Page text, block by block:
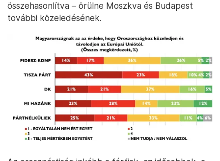
összehasonlítva – örülne Moszkva és Budapest
további közeledésének.